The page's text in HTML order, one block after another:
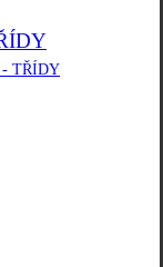
TŘÍDY